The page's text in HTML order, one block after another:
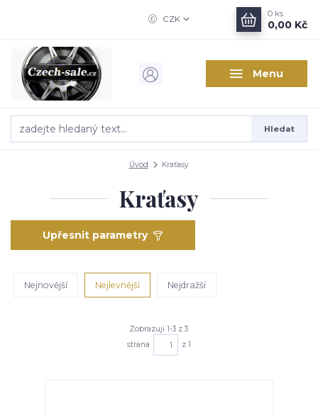
Menu
CZK
Hledat
0 ks
0,00 Kč
Úvod Kraťasy
Kraťasy
Upřesnit parametry
Nejnovější Nejlevnější Nejdražší
Zobrazuji 1-3 z 3
strana
z 1